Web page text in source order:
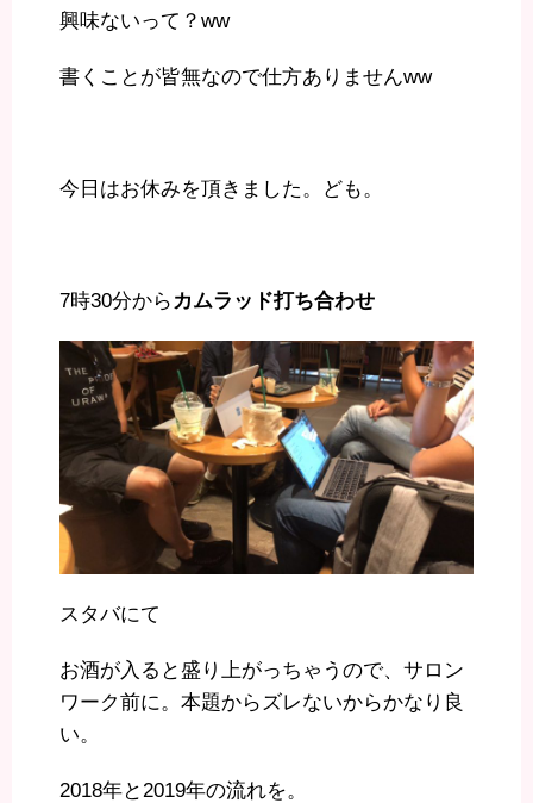
興味ないって？ww
書くことが皆無なので仕方ありませんww
今日はお休みを頂きました。ども。
7時30分からカムラッド打ち合わせ
スタバにて
お酒が入ると盛り上がっちゃうので、サロン
ワーク前に。本題からズレないからかなり良
い。
2018年と2019年の流れを。